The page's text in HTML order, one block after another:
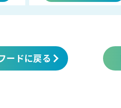
ードに戻る